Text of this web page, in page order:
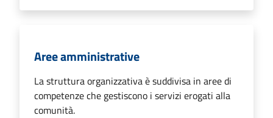
Aree amministrative
La struttura organizzativa è suddivisa in aree di
competenze che gestiscono i servizi erogati alla
comunità.